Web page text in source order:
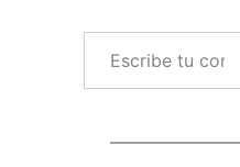
Escribe tu correo electrónico…